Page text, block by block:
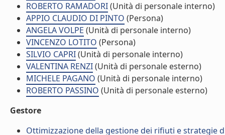
ROBERTO RAMADORI(Unità di personale interno)
APPIO CLAUDIO DI PINTO (Persona)
ANGELA VOLPE (Unità di personale interno)
VINCENZO LOTITO (Persona)
SILVIO CAPRI(Unità di personale interno)
VALENTINA RENZI(Unità di personale esterno)
MICHELE PAGANO (Unità di personale interno)
ROBERTO PASSINO (Unità di personale esterno)
Gestore
Ottimizzazione della gestione dei rifiuti e strategie